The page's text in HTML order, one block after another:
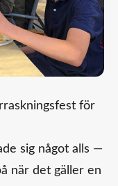
för
sig något alls —
när det gäller en